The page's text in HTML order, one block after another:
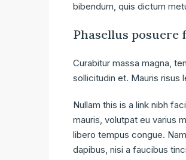
bibendum, quis dictum
Phasellus
Curabitur massa magna,
sollicitudin et. Mauris risus
Nullam this is a link nibh
mauris, volutpat eu varius
libero tempus congue.
dapibus, nisi a faucibus